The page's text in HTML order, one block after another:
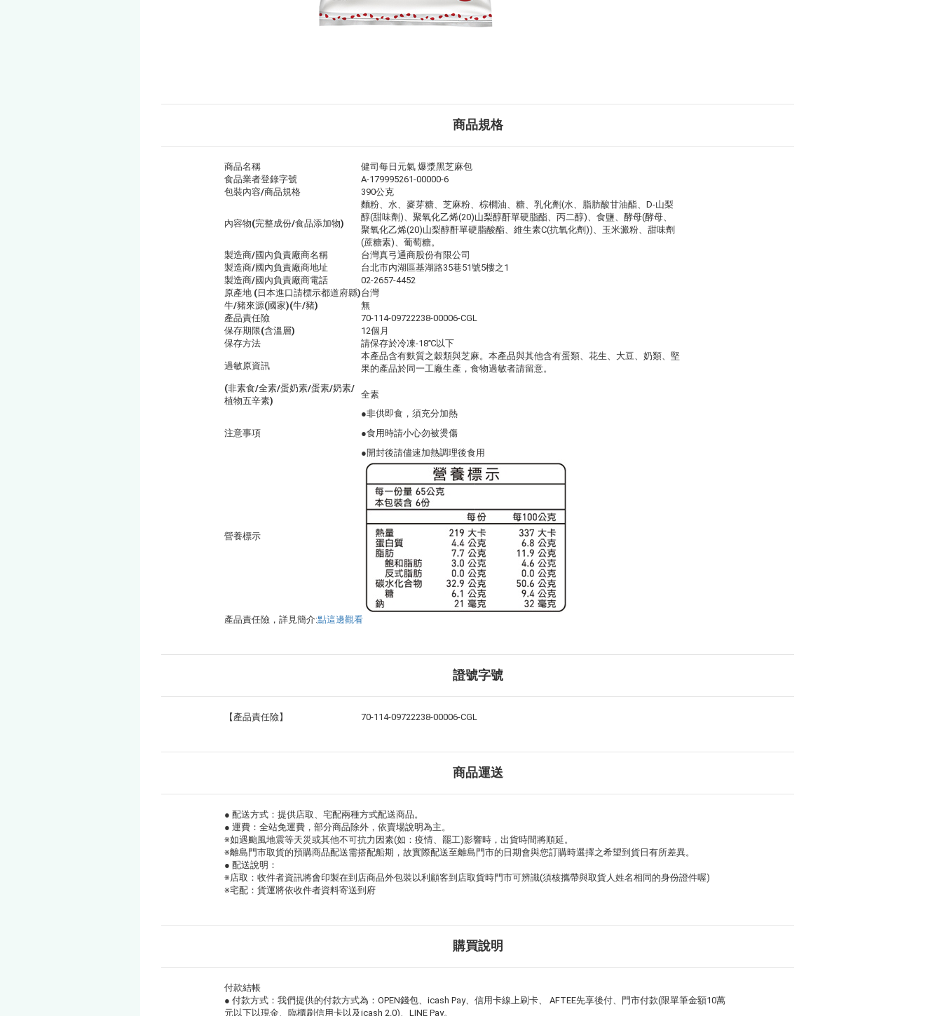
商品規格
商品名稱
健司每日元氣 爆漿黑芝麻包
食品業者登錄字號
A-179995261-00000-6
包裝內容/商品規格
390公克
內容物(完整成份/食品添加物)
麵粉、水、麥芽糖、芝麻粉、棕櫚油、糖、乳化劑(水、脂肪酸甘油酯、D-山梨
醇(甜味劑)、聚氧化乙烯(20)山梨醇酐單硬脂酯、丙二醇)、食鹽、酵母(酵母、
聚氧化乙烯(20)山梨醇酐單硬脂酸酯、維生素C(抗氧化劑))、玉米澱粉、甜味劑
(蔗糖素)、葡萄糖。
製造商/國內負責廠商名稱
台灣真弓通商股份有限公司
製造商/國內負責廠商地址
台北市內湖區基湖路35巷51號5樓之1
製造商/國內負責廠商電話
02-2657-4452
原產地 (日本進口請標示都道府縣)台灣
牛/豬來源(國家)(牛/豬)
無
產品責任險
70-114-09722238-00006-CGL
保存期限(含溫層)
12個月
保存方法
請保存於冷凍-18℃以下
過敏原資訊
本產品含有麩質之穀類與芝麻。本產品與其他含有蛋類、花生、大豆、奶類、堅
果的產品於同一工廠生產，食物過敏者請留意。
(非素食/全素/蛋奶素/蛋素/奶素/
植物五辛素)
全素
注意事項
●非供即食，須充分加熱
●食用時請小心勿被燙傷
●開封後請儘速加熱調理後食用
營養標示
產品責任險，詳見簡介:點這邊觀看
證號字號
【產品責任險】 70-114-09722238-00006-CGL
商品運送
● 配送方式：提供店取、宅配兩種方式配送商品。
● 運費：全站免運費，部分商品除外，依賣場說明為主。
※如遇颱風地震等天災或其他不可抗力因素(如：疫情、罷工)影響時，出貨時間將順延。
※離島門市取貨的預購商品配送需搭配船期，故實際配送至離島門市的日期會與您訂購時選擇之希望到貨日有所差異。
● 配送說明：
※店取：收件者資訊將會印製在到店商品外包裝以利顧客到店取貨時門市可辨識(須核攜帶與取貨人姓名相同的身份證件喔)
※宅配：貨運將依收件者資料寄送到府
購買說明
付款結帳
● 付款方式：我們提供的付款方式為：OPEN錢包、icash Pay、信用卡線上刷卡、 AFTEE先享後付、門市付款(限單筆金額10萬
元以下以現金、臨櫃刷信用卡以及icash 2.0)、LINE Pay。